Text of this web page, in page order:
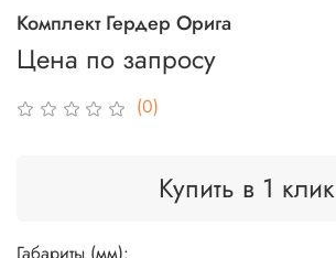
(0)
Комплект Гердер Орига
Цена по запросу
Купить в 1 клик